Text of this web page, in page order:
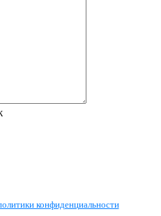
конфиденциальности